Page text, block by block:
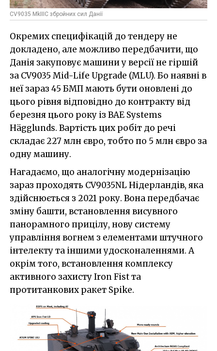
CV9035 MkIIIC збройних сил Данії
Окремих специфікацій до тендеру не
докладено, але можливо передбачити, що
Данія закуповує машини у версії не гіршій
за CV9035 Mid-Life Upgrade (MLU). Бо наявні в
неї зараз 45 БМП мають бути оновлені до
цього рівня відповідно до контракту від
березня цього року із BAE Systems
Hägglunds. Вартість цих робіт до речі
складає 227 млн євро, тобто по 5 млн євро за
одну машину.
Нагадаємо, що аналогічну модернізацію
зараз проходять CV9035NL Нідерландів, яка
здійснюється з 2021 року. Вона передбачає
зміну башти, встановлення висувного
панорамного прицілу, нову систему
управління вогнем з елементами штучного
інтелекту та іншими удосконаленнями. А
окрім того, встановлення комплексу
активного захисту Iron Fist та
протитанкових ракет Spike.